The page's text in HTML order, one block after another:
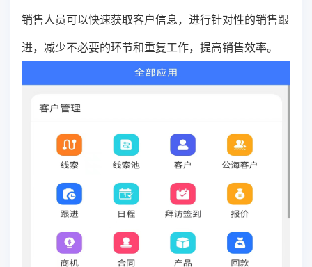
销售人员可以快速获取客户信息，进行针对性的销售跟
进，减少不必要的环节和重复工作，提高销售效率。